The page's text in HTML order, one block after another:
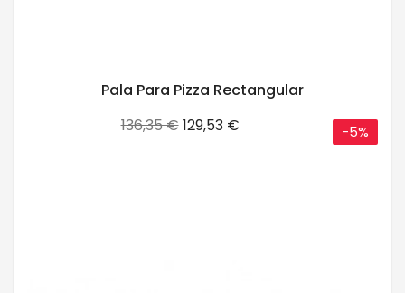
Pala Para Pizza Rectangular
Precio
136,35 €Precio
129,53 € -5%